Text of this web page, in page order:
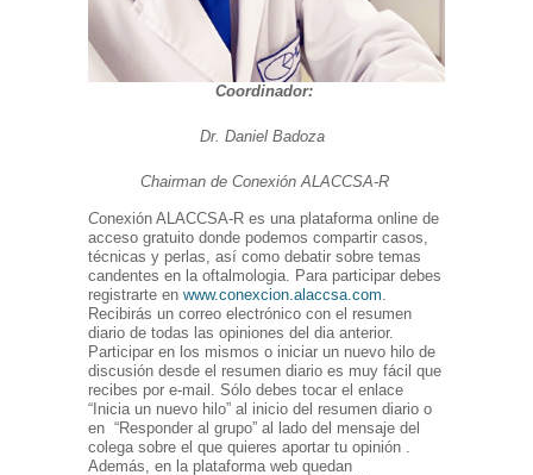
Coordinador:
Dr. Daniel Badoza
Chairman de Conexión ALACCSA-R
Conexión ALACCSA-R es una plataforma online de
acceso gratuito donde podemos compartir casos,
técnicas y perlas, así como debatir sobre temas
candentes en la oftalmologia. Para participar debes
registrarte en www.conexcion.alaccsa.com.
Recibirás un correo electrónico con el resumen
diario de todas las opiniones del dia anterior.
Participar en los mismos o iniciar un nuevo hilo de
discusión desde el resumen diario es muy fácil que
recibes por e-mail. Sólo debes tocar el enlace
“Inicia un nuevo hilo” al inicio del resumen diario o
en “Responder al grupo” al lado del mensaje del
colega sobre el que quieres aportar tu opinión .
Además, en la plataforma web quedan